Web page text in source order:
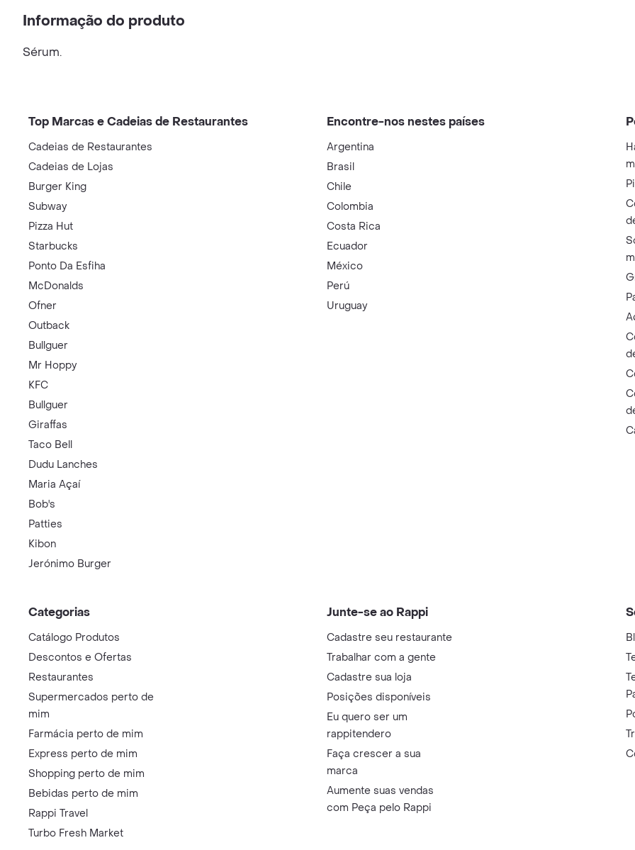
Informação do produto
Sérum.
Top Marcas e Cadeias de Restaurantes
Cadeias de Restaurantes
Cadeias de Lojas
Burger King
Subway
Pizza Hut
Starbucks
Ponto Da Esfiha
McDonalds
Ofner
Outback
Bullguer
Mr Hoppy
KFC
Bullguer
Giraffas
Taco Bell
Dudu Lanches
Maria Açaí
Bob's
Patties
Kibon
Jerónimo Burger
Encontre-nos nestes países
Argentina
Brasil
Chile
Colombia
Costa Rica
Ecuador
México
Perú
Uruguay
Categorias
Catálogo Produtos
Descontos e Ofertas
Restaurantes
Supermercados perto de
mim
Farmácia perto de mim
Express perto de mim
Shopping perto de mim
Bebidas perto de mim
Rappi Travel
Turbo Fresh Market
Junte-se ao Rappi
Cadastre seu restaurante
Trabalhar com a gente
Cadastre sua loja
Posições disponíveis
Eu quero ser um
rappitendero
Faça crescer a sua
marca
Aumente suas vendas
com Peça pelo Rappi